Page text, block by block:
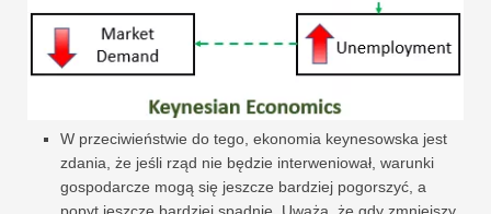
W przeciwieństwie do tego, ekonomia keynesowska jest
zdania, że ​​jeśli rząd nie będzie interweniował, warunki
gospodarcze mogą się jeszcze bardziej pogorszyć, a
popyt jeszcze bardziej spadnie. Uważa, że ​​gdy zmniejszy